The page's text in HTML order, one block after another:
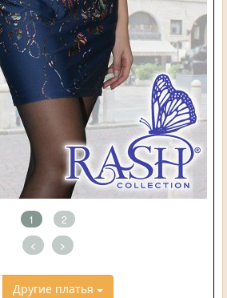
1 2
< >
Другие платья